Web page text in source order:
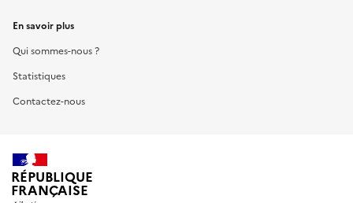
En savoir plus
Qui sommes-nous ?
Statistiques
Contactez-nous
RÉPUBLIQUE
FRANÇAISE